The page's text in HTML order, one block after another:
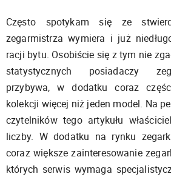
Często spotykam się ze
zegarmistrza wymiera i już
racji bytu. Osobiście się z tym nie
statystycznych posiadaczy
przybywa, w dodatku coraz
kolekcji więcej niż jeden model. Na
czytelników tego artykułu
liczby. W dodatku na rynku
coraz większe zainteresowanie
których serwis wymaga